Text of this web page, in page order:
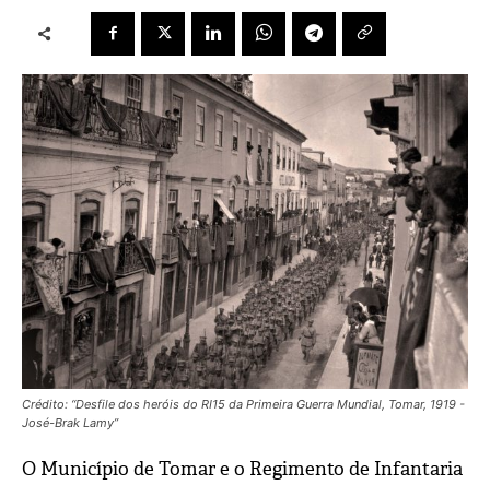
Crédito: “Desfile dos heróis do RI15 da Primeira Guerra Mundial, Tomar, 1919 -
José-Brak Lamy”
O Município de Tomare o Regimento de Infantaria